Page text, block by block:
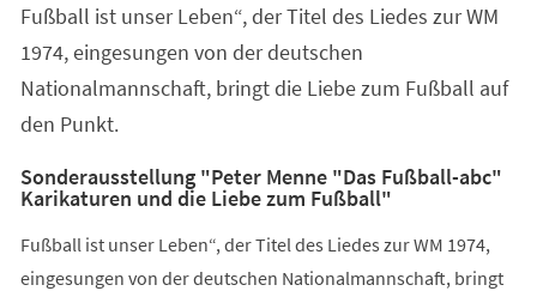
Fußball ist unser Leben“, der Titel des Liedes zur WM
1974, eingesungen von der deutschen
Nationalmannschaft, bringt die Liebe zum Fußball auf
den Punkt.
Sonderausstellung "Peter Menne "Das Fußball-abc"
Karikaturen und die Liebe zum Fußball"
Fußball ist unser Leben“, der Titel des Liedes zur WM 1974,
eingesungen von der deutschen Nationalmannschaft, bringt